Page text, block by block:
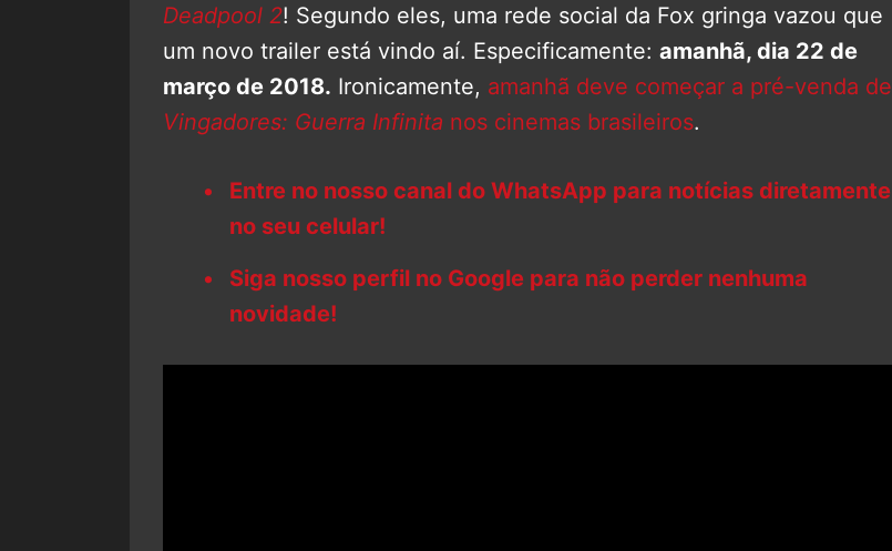
Deadpool 2! Segundo eles, uma rede social da Fox gringa vazou que
um novo trailer está vindo aí. Especificamente: amanhã, dia 22 de
março de 2018. Ironicamente, amanhã deve começar a pré-venda de
Vingadores: Guerra Infinita nos cinemas brasileiros.
Entre no nosso canal do WhatsApp para notícias diretamente
no seu celular!
Siga nosso perfil no Google para não perder nenhuma
novidade!